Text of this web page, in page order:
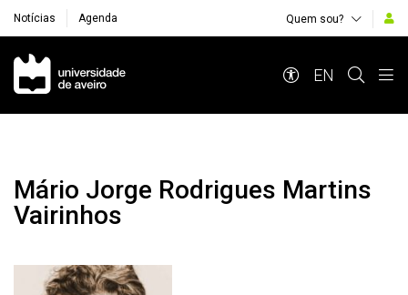
Notícias Agenda Quem sou?
Navegação Principal
EN
Mário Jorge Rodrigues Martins
Vairinhos